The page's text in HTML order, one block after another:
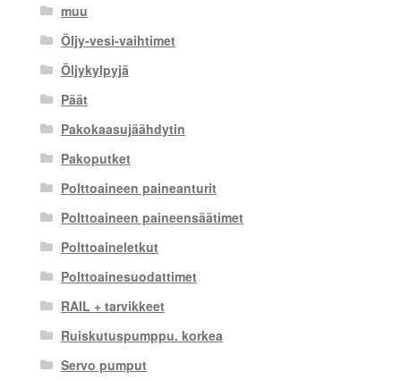
muu
Öljy-vesi-vaihtimet
Öljykylpyjä
Päät
Pakokaasujäähdytin
Pakoputket
Polttoaineen paineanturit
Polttoaineen paineensäätimet
Polttoaineletkut
Polttoainesuodattimet
RAIL + tarvikkeet
Ruiskutuspumppu. korkea
Servo pumput